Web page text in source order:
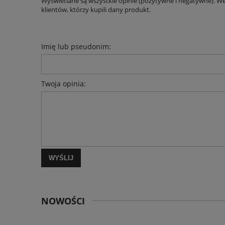
klientów, którzy kupili dany produkt.
Imię lub pseudonim:
Twoja opinia:
WYŚLIJ
NOWOŚCI